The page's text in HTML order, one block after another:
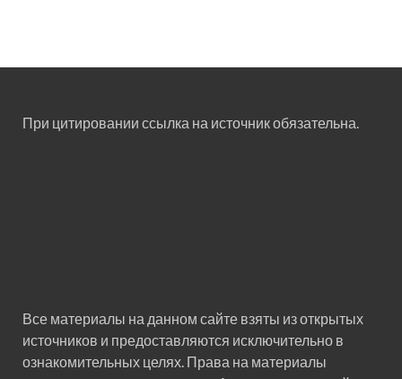
При цитировании ссылка на источник обязательна.
Все материалы на данном сайте взяты из открытых
источников и предоставляются исключительно в
ознакомительных целях. Права на материалы